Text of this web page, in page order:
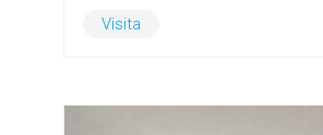
Visita